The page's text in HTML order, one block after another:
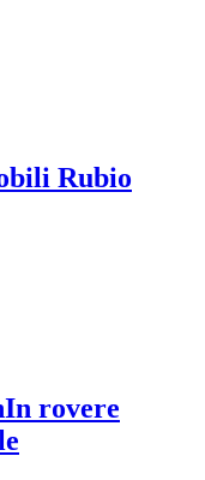
Rubio
In rovere